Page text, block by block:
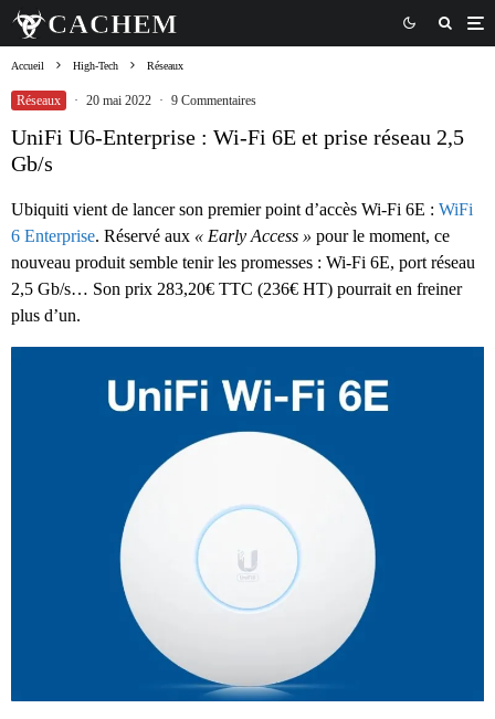
Accueil High-Tech Réseaux
Réseaux · 20 mai 2022 · 9 Commentaires
UniFi U6-Enterprise : Wi-Fi 6E et prise réseau 2,5
Gb/s
Ubiquiti vient de lancer son premier point d’accès Wi-Fi 6E : WiFi
6 Enterprise. Réservé aux « Early Access » pour le moment, ce
nouveau produit semble tenir les promesses : Wi-Fi 6E, port réseau
2,5 Gb/s… Son prix 283,20€ TTC (236€ HT) pourrait en freiner
plus d’un.